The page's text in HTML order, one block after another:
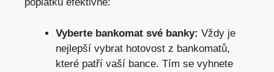
Vyberte bankomat své banky: Vždy je
nejlepší vybrat hotovost z bankomatů,
které patří vaší bance. Tím se vyhnete